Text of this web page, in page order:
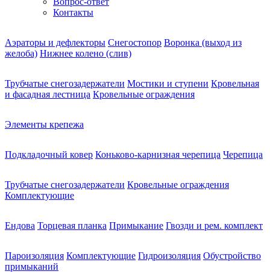
Контакты
Аэраторы и дефлекторы Снегостопор Воронка (выход из
желоба) Нижнее колено (слив)
Трубчатые снегозадержатели Мостики и ступени Кровельная
и фасадная лестница Кровельные ограждения
Элементы крепежа
Подкладочный ковер Коньково-карнизная черепица Черепица
Трубчатые снегозадержатели Кровельные ограждения
Комплектующие
Ендова Торцевая планка Примыкание Гвозди и рем. комплект
Пароизоляция Комплектующие Гидроизоляция Обустройство
примыканий